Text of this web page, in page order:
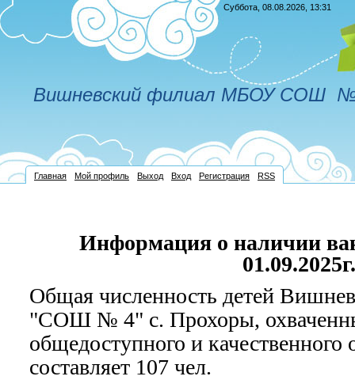
Суббота, 08.08.2026, 13:31
Вишневский филиал МБОУ СОШ №
Главная Мой профиль Выход Вход Регистрация RSS
Информация о наличии
01.09.2025г.
Общая численность детей
"СОШ № 4" с. Прохоры,
общедоступного и качественного
составляет 107 чел.